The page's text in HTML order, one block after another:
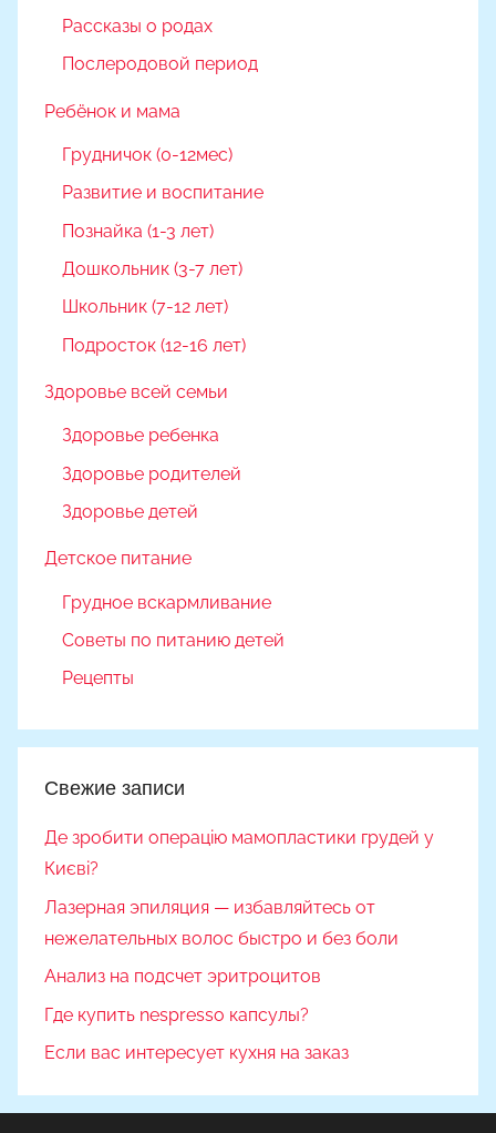
Рассказы о родах
Послеродовой период
Ребёнок и мама
Грудничок (0-12мес)
Развитие и воспитание
Познайка (1-3 лет)
Дошкольник (3-7 лет)
Школьник (7-12 лет)
Подросток (12-16 лет)
Здоровье всей семьи
Здоровье ребенка
Здоровье родителей
Здоровье детей
Детское питание
Грудное вскармливание
Советы по питанию детей
Рецепты
Свежие записи
Де зробити операцію мамопластики грудей у
Києві?
Лазерная эпиляция — избавляйтесь от
нежелательных волос быстро и без боли
Анализ на подсчет эритроцитов
Где купить nespresso капсулы?
Если вас интересует кухня на заказ